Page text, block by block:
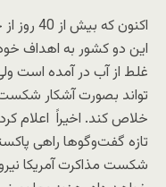
اکنون
این دو کشور به اهداف
غلط از آب در آمده است
تواند بصورت آشکار شکست
خلاص کند. اخیراً اعلام
تازه گفت‌وگوها راهی
شکست مذاکرت آمریکا